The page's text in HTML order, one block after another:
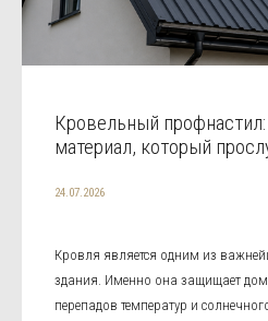
Кровельный
материал, который
24.07.2026
Кровля является одним из
здания. Именно она защищает дом
перепадов температур и